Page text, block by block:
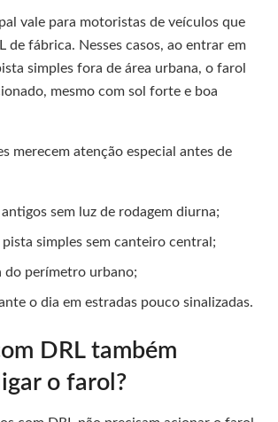
vale para motoristas de veículos que
de fábrica. Nesses casos, ao entrar em
simples fora de área urbana, o farol
mesmo com sol forte e boa
merecem atenção especial antes de
sem luz de rodagem diurna;
pista simples sem canteiro central;
do perímetro urbano;
o dia em estradas pouco sinalizadas.
DRL também
o farol?